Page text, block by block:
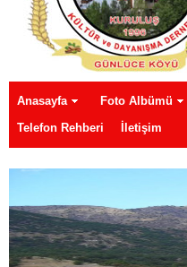
Anasayfa Foto Albümü
Telefon Rehberi
İletişim